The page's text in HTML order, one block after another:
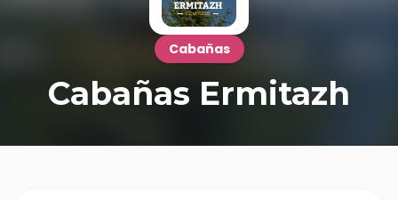
Cabañas
Cabañas Ermitazh